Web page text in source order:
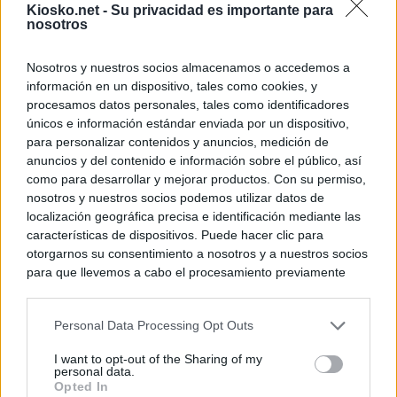
Kiosko.net - Su privacidad es importante para
nosotros
Nosotros y nuestros socios almacenamos o accedemos a
información en un dispositivo, tales como cookies, y
procesamos datos personales, tales como identificadores
únicos e información estándar enviada por un dispositivo,
para personalizar contenidos y anuncios, medición de
anuncios y del contenido e información sobre el público, así
como para desarrollar y mejorar productos. Con su permiso,
nosotros y nuestros socios podemos utilizar datos de
localización geográfica precisa e identificación mediante las
características de dispositivos. Puede hacer clic para
otorgarnos su consentimiento a nosotros y a nuestros socios
para que llevemos a cabo el procesamiento previamente
negar su consentimiento. Tenga en cuenta que algún
de su consentimiento, pero usted tiene el derecho de
rechazar tal procesamiento. Sus preferencias se aplicarán
Personal Data Processing Opt Outs
I want to opt-out of the Sharing of my
personal data.
Opted In